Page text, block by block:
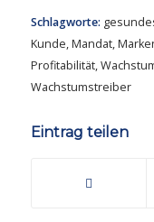
Schlagworte:
Kunde,Mandat,
Profitabilität,
Wachstumstreiber
Eintrag teilen